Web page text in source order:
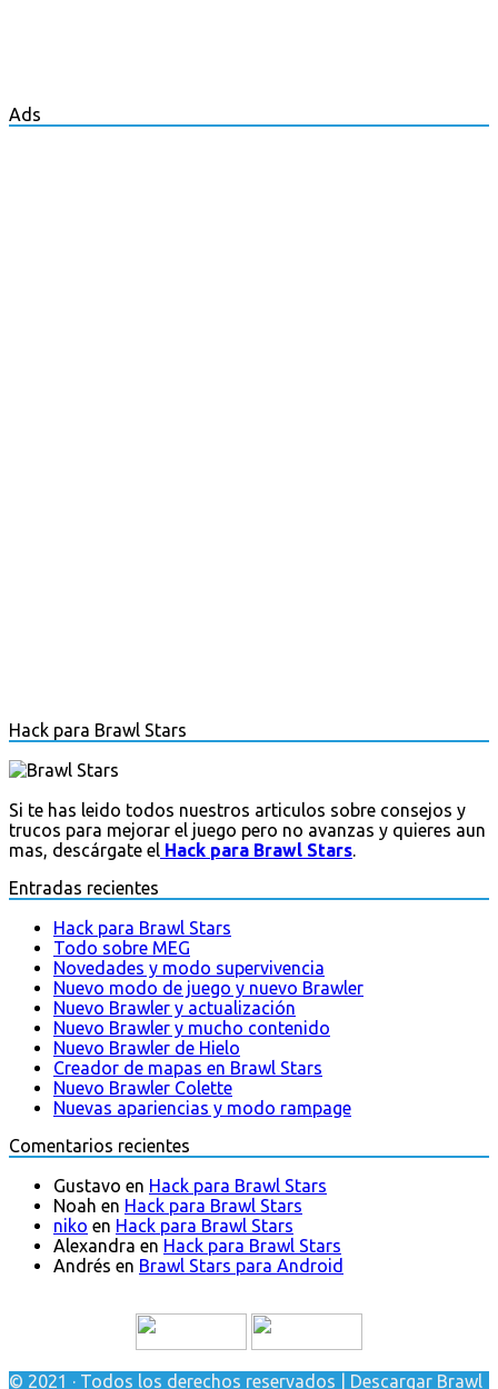
Ads
Hack para Brawl Stars
Si te has leido todos nuestros articulos sobre consejos y
trucos para mejorar el juego pero no avanzas y quieres aun
mas, descárgate el Hack para Brawl Stars.
Entradas recientes
Hack para Brawl Stars
Todo sobre MEG
Novedades y modo supervivencia
Nuevo modo de juego y nuevo Brawler
Nuevo Brawler y actualización
Nuevo Brawler y mucho contenido
Nuevo Brawler de Hielo
Creador de mapas en Brawl Stars
Nuevo Brawler Colette
Nuevas apariencias y modo rampage
Comentarios recientes
Gustavo en Hack para Brawl Stars
Noah en Hack para Brawl Stars
niko en Hack para Brawl Stars
Alexandra en Hack para Brawl Stars
Andrés en Brawl Stars para Android
© 2021 · Todos los derechos reservados | Descargar Brawl